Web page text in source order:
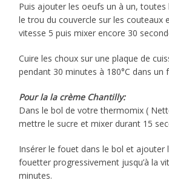
Puis ajouter les oeufs un à un, toutes
le trou du couvercle sur les couteaux
vitesse 5 puis mixer encore 30
Cuire les choux sur une plaque de
pendant 30 minutes à 180°C dans un
Pour la la crème Chantilly:
Dans le bol de votre thermomix (
mettre le sucre et mixer durant 15
Insérer le fouet dans le bol et ajouter
fouetter progressivement jusqu’à la
minutes.